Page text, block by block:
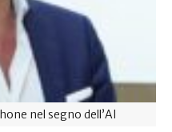
nel segno dell’AI